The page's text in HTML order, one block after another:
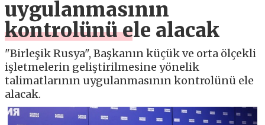
uygulanmasının
kontrolünü ele alacak
"Birleşik Rusya", Başkanın küçük ve orta ölçekli
işletmelerin geliştirilmesine yönelik
talimatlarının uygulanmasının kontrolünü ele
alacak.